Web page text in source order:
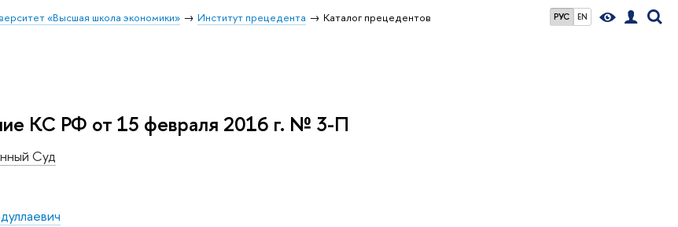
РУС EN
«Высшая школа экономики» Институт прецедента Каталог прецедентов
КС РФ от 15 февраля 2016 г. № 3-П
Суд